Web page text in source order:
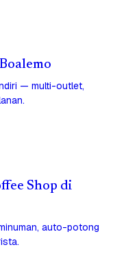
— multi-outlet,
Shop di
auto-potong